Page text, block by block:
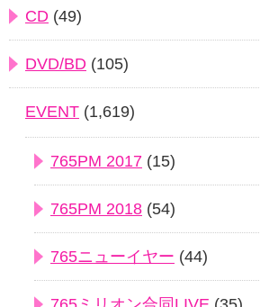
CD (49)
DVD/BD (105)
EVENT (1,619)
765PM 2017 (15)
765PM 2018 (54)
765ニューイヤー (44)